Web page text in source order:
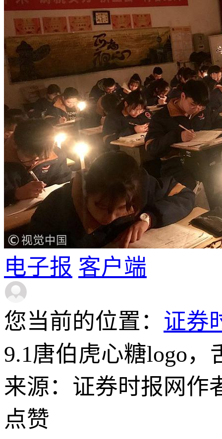
电子报 客户端
您当前的位置： 证券
9.1唐伯虎心糖logo
来源：证券时报网作
点赞